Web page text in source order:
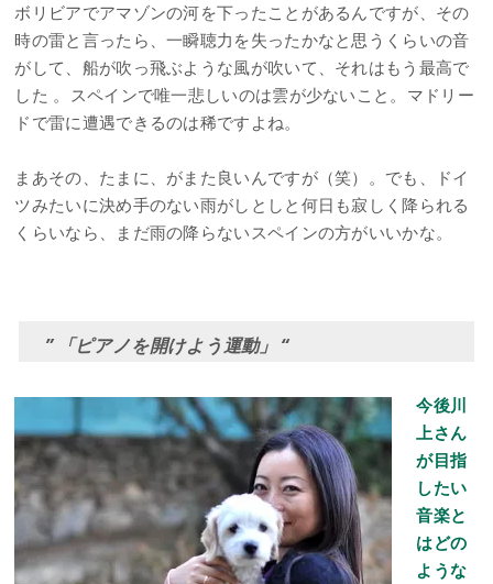
ボリビアでアマゾンの河を下ったことがあるんですが、その
時の雷と言ったら、一瞬聴力を失ったかなと思うくらいの音
がして、船が吹っ飛ぶような風が吹いて、それはもう最高で
した 。スペインで唯一悲しいのは雲が少ないこと。マドリー
ドで雷に遭遇できるのは稀ですよね。
まあその、たまに、がまた良いんですが（笑）。でも、ドイ
ツみたいに決め手のない雨がしとしと何日も寂しく降られる
くらいなら、まだ雨の降らないスペインの方がいいかな。
” 「ピアノを開けよう運動」 “
今後川
上さん
が目指
したい
音楽と
はどの
ような